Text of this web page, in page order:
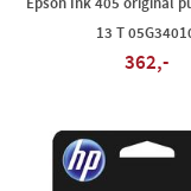
Epson Ink 405 originál
13 T
362,-